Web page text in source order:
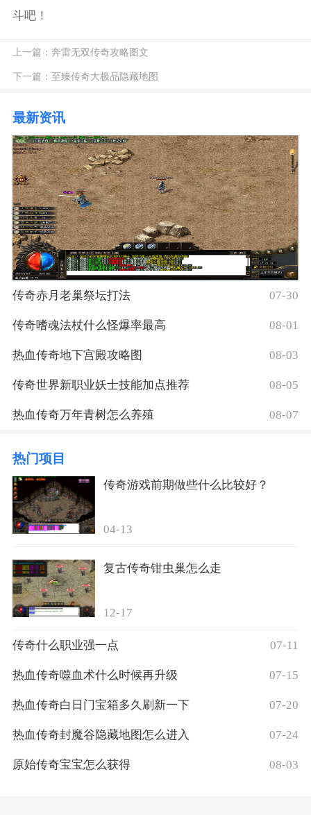
斗吧！
上一篇： 奔雷无双传奇攻略图文
下一篇： 至臻传奇大极品隐藏地图
最新资讯
传奇赤月老巢祭坛打法 07-30
传奇嗜魂法杖什么怪爆率最高 08-01
热血传奇地下宫殿攻略图 08-03
传奇世界新职业妖士技能加点推荐 08-05
热血传奇万年青树怎么养殖 08-07
热门项目
传奇游戏前期做些什么比较好？
04-13
复古传奇钳虫巢怎么走
12-17
传奇什么职业强一点 07-11
热血传奇噬血术什么时候再升级 07-15
热血传奇白日门宝箱多久刷新一下 07-20
热血传奇封魔谷隐藏地图怎么进入 07-24
原始传奇宝宝怎么获得 08-03